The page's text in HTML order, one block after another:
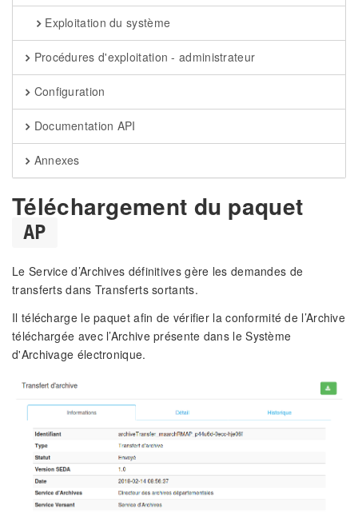
Exploitation du système
Procédures d'exploitation - administrateur
Configuration
Documentation API
Annexes
Téléchargement du paquet
AP
Le Service d’Archives définitives gère les demandes de
transferts dans Transferts sortants.
Il télécharge le paquet afin de vérifier la conformité de l’Archive
téléchargée avec l’Archive présente dans le Système
d'Archivage électronique.